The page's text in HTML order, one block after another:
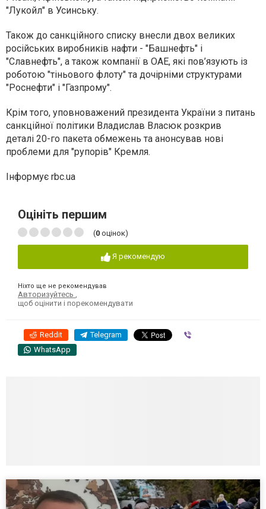
"Лукойл" в Усинську.
Також до санкційного списку внесли двох великих
російських виробників нафти - "Башнефть" і
"Славнефть", а також компанії в ОАЕ, які пов’язують із
роботою "тіньового флоту" та дочірніми структурами
"Роснефти" і "Газпрому".
Крім того, уповноважений президента України з питань
санкційної політики Владислав Власюк розкрив
деталі 20-го пакета обмежень та анонсував нові
проблеми для "рупорів" Кремля.
Інформує rbc.ua
Оцініть першим
(0 оцінок)
Я рекомендую
Ніхто ще не рекомендував
Авторизуйтесь ,
щоб оцінити і порекомендувати
Reddit Telegram
WhatsApp